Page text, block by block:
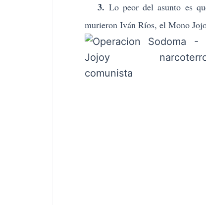
3. Lo peor del asunto es
murieron Iván Ríos, el Mono